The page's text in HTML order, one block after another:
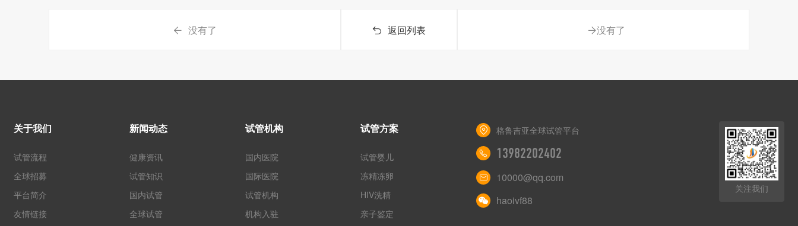
没有了 返回列表 没有了
关于我们
试管流程
全球招募
平台简介
友情链接
新闻动态
健康资讯
试管知识
国内试管
全球试管
试管机构
国内医院
国际医院
试管机构
机构入驻
试管方案
试管婴儿
冻精冻卵
HIV洗精
亲子鉴定
格鲁吉亚全球试管平台
13982202402
10000@qq.com
haoivf88
关注我们